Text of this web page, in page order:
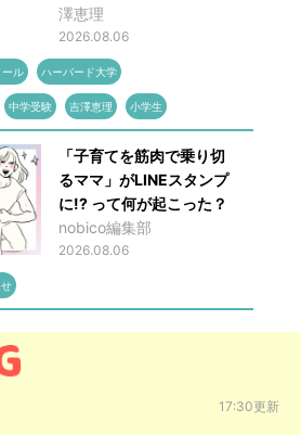
澤恵理
2026.08.06
ール ハーバード大学
中学受験 吉澤恵理 小学生
「子育てを筋肉で乗り切
るママ」がLINEスタンプ
に!? って何が起こった？
nobico編集部
2026.08.06
17:30更新